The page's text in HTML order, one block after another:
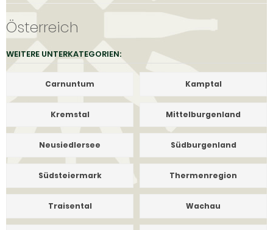
Österreich
WEITERE UNTERKATEGORIEN:
Carnuntum Kamptal
Kremstal Mittelburgenland
Neusiedlersee Südburgenland
Südsteiermark Thermenregion
Traisental Wachau